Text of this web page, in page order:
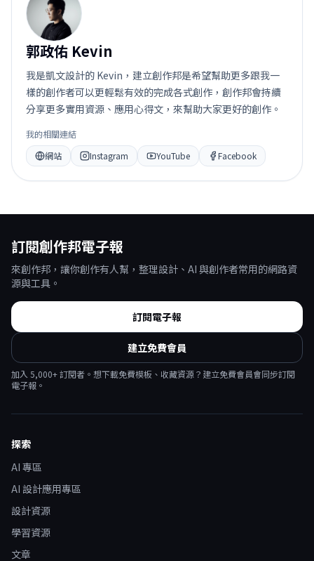
郭
郭政佑 Kevin
我是凱文設計的 Kevin，建立創作邦是希望幫助更多跟我一
樣的創作者可以更輕鬆有效的完成各式創作，創作邦會持續
分享更多實用資源、應用心得文，來幫助大家更好的創作。
我的相關連結
網站
Instagram YouTube Facebook
訂閱創作邦電子報
來創作邦，讓你創作有人幫，整理設計、AI 與創作者常用的網路資
源與工具。
訂閱電子報
建立免費會員
加入 5,000+ 訂閱者。想下載免費模板、收藏資源？建立免費會員會同步訂閱
電子報。
探索
AI 專區
AI 設計應用專區
設計資源
學習資源
文章